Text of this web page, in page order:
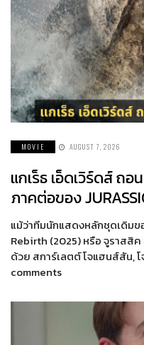
MOVIE AUGUST 7, 2026
แกเร็ธ เอ็ดเวิร์ดส์ ถ
ภาคต่อของ
แม้ว่าทีมนักแสดงหลักชุดเดิม
Rebirth (2025) หรือ จูราสสิค
ด้วย สการ์เลตต์ โจแฮนส์สัน,
comments